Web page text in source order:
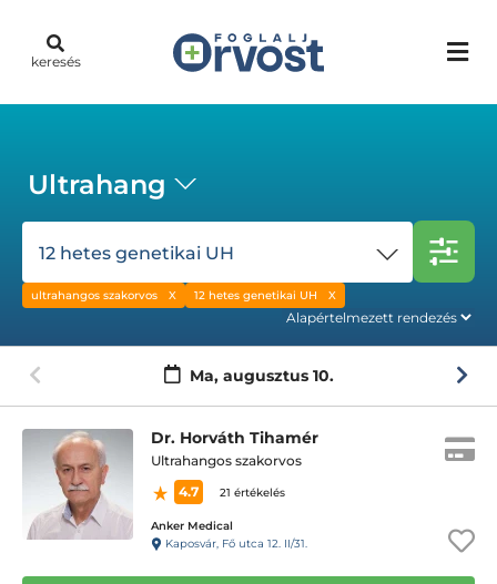
keresés
Ultrahang
12 hetes genetikai UH
ultrahangos szakorvos 12 hetes genetikai UH
Ma, augusztus 10.
Dr. Horváth Tihamér
Ultrahangos szakorvos
4.7
21 értékelés
Anker Medical
Kaposvár, Fő utca 12. II/31.